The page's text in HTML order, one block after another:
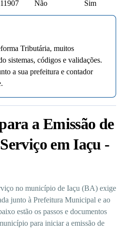
Não Sim
Tributária, muitos
sistemas, códigos e validações.
a sua prefeitura e contador
a Emissão de
em Iaçu -
no município de Iaçu (BA) exige
junto à Prefeitura Municipal e ao
estão os passos e documentos
para iniciar a emissão de